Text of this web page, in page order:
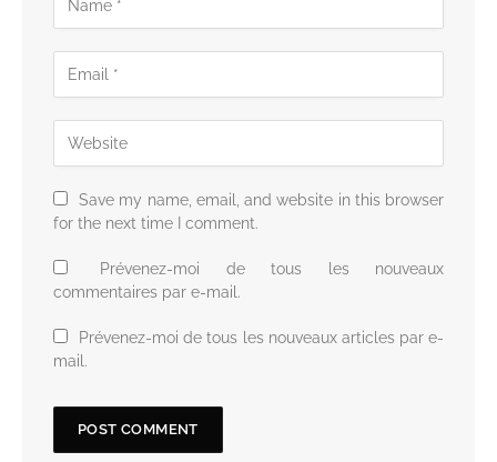
Save my name, email, and website in this browser
for the next time I comment.
Prévenez-moi de tous les nouveaux
commentaires par e-mail.
Prévenez-moi de tous les nouveaux articles par e-
mail.